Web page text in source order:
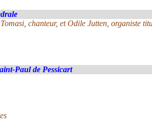
chanteur, et Odile Jutten, organiste
Paul de Pessicart